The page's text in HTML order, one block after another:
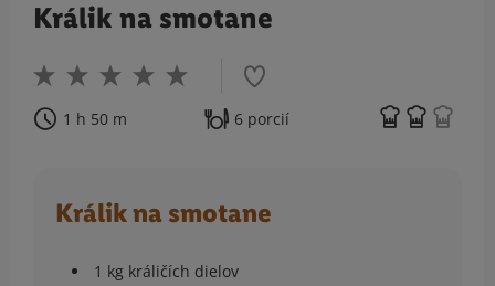
Králik na smotane
1 h 50 m 6 porcií
Králik na smotane
1 kg králičích dielov